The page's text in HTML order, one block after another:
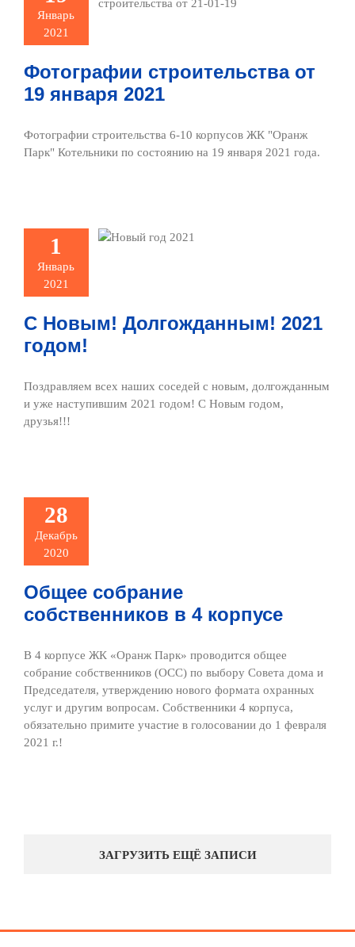
Январь
2021
Фотографии строительства от
19 января 2021
Фотографии строительства 6-10 корпусов ЖК "Оранж
Парк" Котельники по состоянию на 19 января 2021 года.
1
Январь
2021
годом!
и события
С Новым! Долгожданным! 2021
годом!
Поздравляем всех наших соседей с новым, долгожданным
и уже наступившим 2021 годом! С Новым годом,
друзья!!!
28
Декабрь
2020
и события
Общее собрание
собственников в 4 корпусе
В 4 корпусе ЖК «Оранж Парк» проводится общее
собрание собственников (ОСС) по выбору Совета дома и
Председателя, утверждению нового формата охранных
услуг и другим вопросам. Собственники 4 корпуса,
обязательно примите участие в голосовании до 1 февраля
2021 г.!
ЗАГРУЗИТЬ ЕЩЁ ЗАПИСИ